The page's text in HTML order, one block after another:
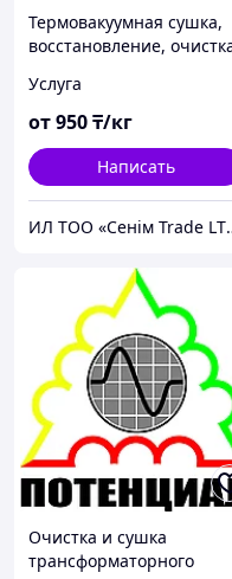
Термовакуумная сушка,
восстановление,
масла от влаги и
механических примесей
Услуга
от950₸/кг
Написать
ИЛ ТОО
Очистка и сушка
трансформаторного